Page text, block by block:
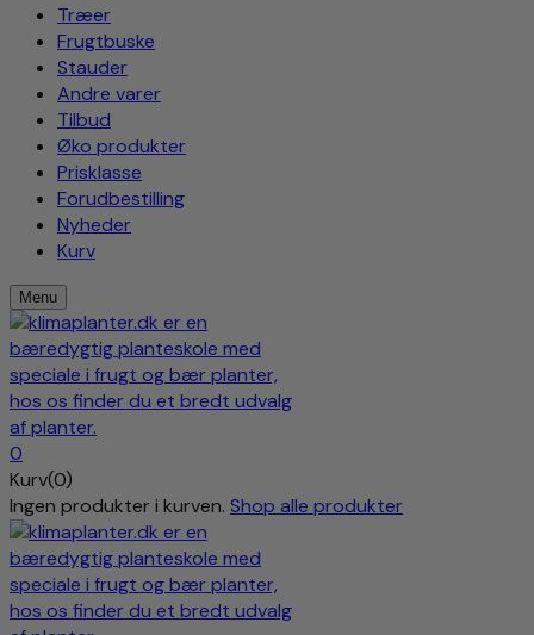
Træer
Frugtbuske
Stauder
Andre varer
Tilbud
Øko produkter
Prisklasse
Forudbestilling
Nyheder
Kurv
Menu
0
Kurv(0)
Ingen produkter i kurven. Shop alle produkter